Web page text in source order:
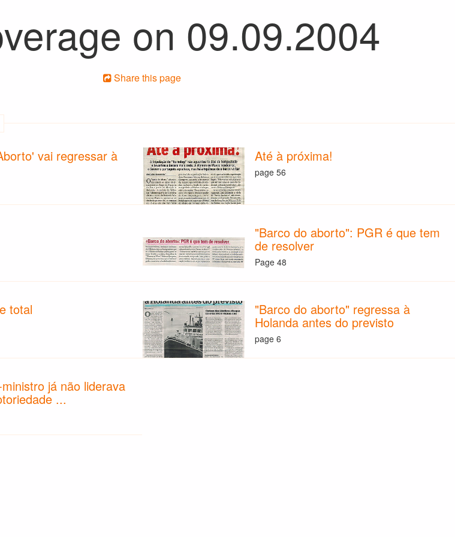
on 09.09.2004
Share this page
vai regressar à Até à próxima!
page 56
"Barco do aborto": PGR é que tem
de resolver
Page 48
total "Barco do aborto" regressa à
Holanda antes do previsto
page 6
já não liderava
...